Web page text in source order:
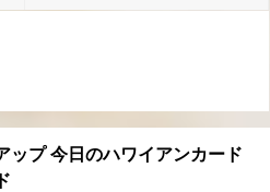
ップ 今日のハワイアンカード